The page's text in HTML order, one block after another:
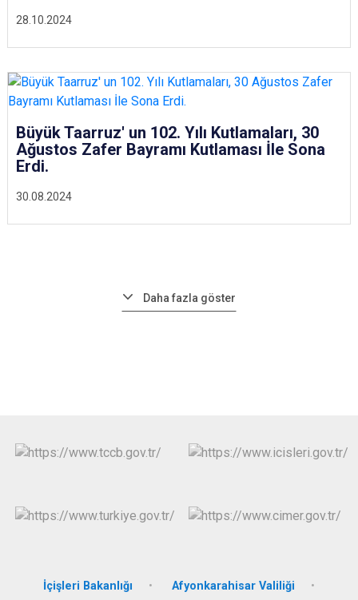
28.10.2024
30.08.2024
Büyük Taarruz' un 102. Yılı Kutlamaları, 30
Ağustos Zafer Bayramı Kutlaması İle Sona
Erdi.
Daha fazla göster
İçişleri Bakanlığı Afyonkarahisar Valiliği